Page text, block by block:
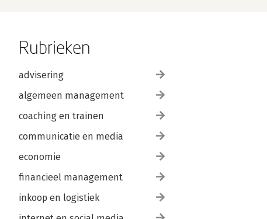
Rubrieken
advisering
algemeen management
coaching en trainen
communicatie en media
economie
financieel management
inkoop en logistiek